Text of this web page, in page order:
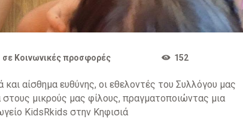
σε Κοινωνικές προσφορές 152
και αίσθημα ευθύνης, οι εθελοντές του Συλλόγου μας
μικρούς μας φίλους, πραγματοποιώντας μια
KidsRkids στην Κηφισιά